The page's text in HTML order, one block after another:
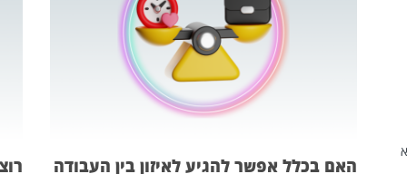
האם בכלל אפשר להגיע לאיזון בין העבודה